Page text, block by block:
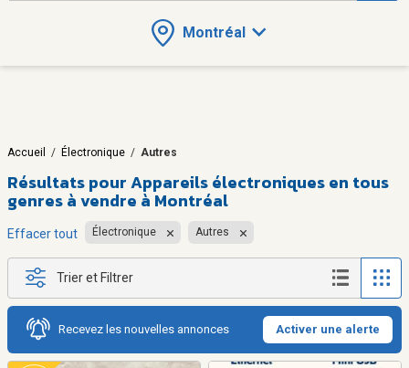
Montréal
Accueil / Électronique / Autres
Résultats pourAppareils électroniques en tous
genres à vendre à Montréal
Effacer tout Électronique Autres
Trier et Filtrer
Recevez les nouvelles annonces Activer une alerte